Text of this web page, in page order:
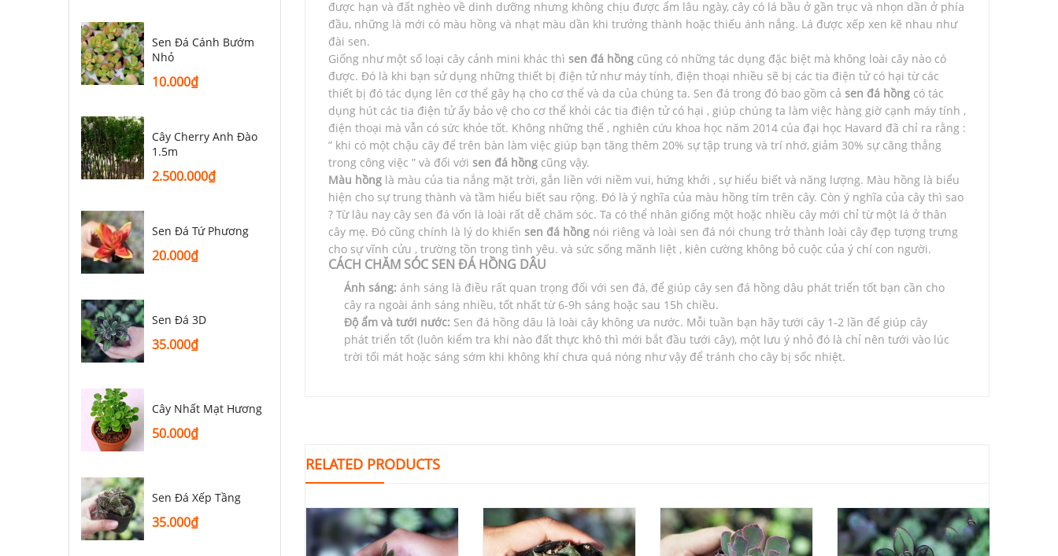
Sen Đá Cánh Bướm
Nhỏ
10.000₫
Cây Cherry Anh Đào
1.5m
2.500.000₫
Sen Đá Tứ Phương
20.000₫
Sen Đá 3D
35.000₫
Cây Nhất Mạt Hương
50.000₫
Sen Đá Xếp Tầng
35.000₫
được hạn và đất nghèo về dinh dưỡng nhưng không chịu được ẩm lâu ngày, cây có lá bầu ở gần trục và nhọn dần ở phía
đầu, những là mới có màu hồng và nhạt màu dần khi trưởng thành hoặc thiếu ánh nắng. Lá được xếp xen kẽ nhau như
đài sen.
Giống như một số loại cây cảnh mini khác thì sen đá hồng cũng có những tác dụng đặc biệt mà không loài cây nào có
được. Đó là khi bạn sử dụng những thiết bị điện tử như máy tính, điện thoại nhiều sẽ bị các tia điện tử có hại từ các
thiết bị đó tác dụng lên cơ thể gây hạ cho cơ thể và da của chúng ta. Sen đá trong đó bao gồm cả sen đá hồng có tác
dụng hút các tia điện tử ấy bảo vệ cho cơ thể khỏi các tia điện tử có hại , giúp chúng ta làm việc hàng giờ cạnh máy tính ,
điện thoại mà vẫn có sức khỏe tốt. Không những thế , nghiên cứu khoa học năm 2014 của đại học Havard đã chỉ ra rằng :
” khi có một chậu cây để trên bàn làm việc giúp bạn tăng thêm 20% sự tập trung và trí nhớ, giảm 30% sự căng thẳng
trong công việc ” và đối với sen đá hồng cũng vậy.
Màu hồng là màu của tia nắng mặt trời, gắn liền với niềm vui, hứng khởi , sự hiểu biết và năng lượng. Màu hồng là biểu
hiện cho sự trung thành và tầm hiểu biết sau rộng. Đó là ý nghĩa của màu hồng tím trên cây. Còn ý nghĩa của cây thì sao
? Từ lâu nay cây sen đá vốn là loài rất dễ chăm sóc. Ta có thể nhân giống một hoặc nhiều cây mới chỉ từ một lá ở thân
cây mẹ. Đó cũng chính là lý do khiến sen đá hồng nói riêng và loài sen đá nói chung trở thành loài cây đẹp tượng trưng
cho sự vĩnh cửu , trường tồn trong tình yêu. và sức sống mãnh liệt , kiên cường không bỏ cuộc của ý chí con người.
CÁCH CHĂM SÓC SEN ĐÁ HỒNG DÂU
Ánh sáng: ánh sáng là điều rất quan trọng đối với sen đá, để giúp cây sen đá hồng dâu phát triển tốt bạn cần cho
cây ra ngoài ánh sáng nhiều, tốt nhất từ 6-9h sáng hoặc sau 15h chiều.
Độ ẩm và tưới nước: Sen đá hồng dâu là loài cây không ưa nước. Mỗi tuần bạn hãy tưới cây 1-2 lần để giúp cây
phát triển tốt (luôn kiểm tra khi nào đất thực khô thì mới bắt đầu tưới cây), một lưu ý nhỏ đó là chỉ nên tưới vào lúc
trời tối mát hoặc sáng sớm khi không khí chưa quá nóng như vậy để tránh cho cây bị sốc nhiệt.
RELATED PRODUCTS